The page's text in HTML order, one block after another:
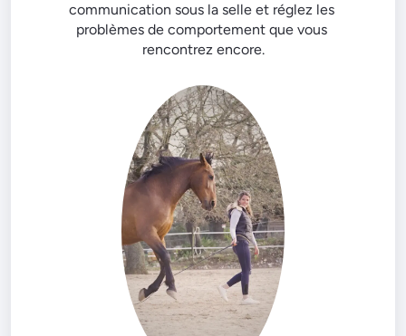
communication sous la selle et réglez les
problèmes de comportement que vous
rencontrez encore.